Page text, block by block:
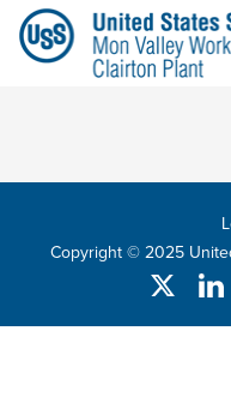
Copyright © 2025
Twitter